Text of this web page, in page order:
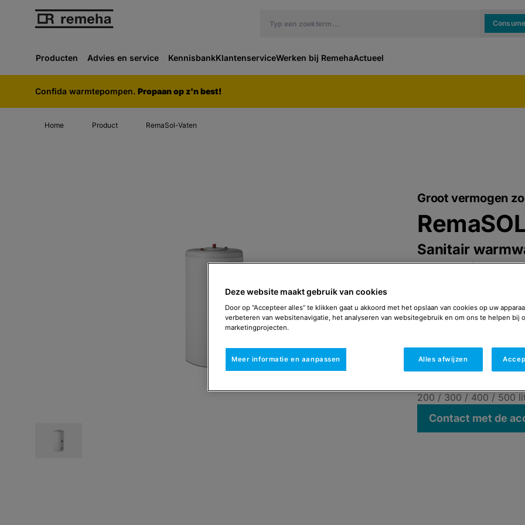
Producten Advies en service KennisbankKlantenserviceWerken bij RemehaActueel
Confida warmtepompen. Propaan op z'n best!
Home Product RemaSol-Vaten
Groot vermogen
Sanitair
toepassingen.
De RemaSOL vaten
worden ingezet als
zonlichtinstallatie.
In de tank zitten twee
tank voor de opname
extra warmtebron
200 / 300 / 400 / 500
Contact met de
Deze website maakt gebruik van cookies
Door op “Accepteer alles” te klikken gaat u akkoord met het opslaan van cookies op uw
verbeteren van websitenavigatie, het analyseren van websitegebruik en om ons te helpen bij
marketingprojecten.
Meer informatie en aanpassen Alles afwijzen